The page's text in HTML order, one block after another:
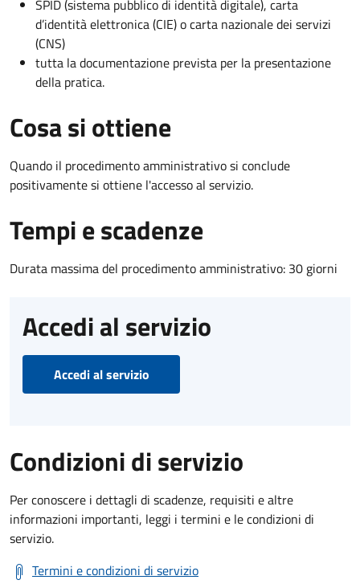
SPID (sistema pubblico di identità digitale), carta
d’identità elettronica (CIE) o carta nazionale dei servizi
(CNS)
tutta la documentazione prevista per la presentazione
della pratica.
Cosa si ottiene
Quando il procedimento amministrativo si conclude
positivamente si ottiene l'accesso al servizio.
Tempi e scadenze
Durata massima del procedimento amministrativo: 30 giorni
Accedi al servizio
Accedi al servizio
Condizioni di servizio
Per conoscere i dettagli di scadenze, requisiti e altre
informazioni importanti, leggi i termini e le condizioni di
servizio.
Termini e condizioni di servizio